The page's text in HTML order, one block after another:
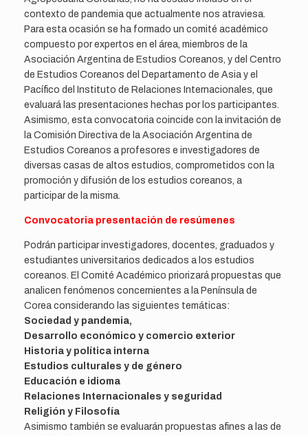
contexto de pandemia que actualmente nos atraviesa.
Para esta ocasión se ha formado un comité académico
compuesto por expertos en el área, miembros de la
Asociación Argentina de Estudios Coreanos, y del Centro
de Estudios Coreanos del Departamento de Asia y el
Pacífico del Instituto de Relaciones Internacionales, que
evaluará las presentaciones hechas por los participantes.
Asimismo, esta convocatoria coincide con la invitación de
la Comisión Directiva de la Asociación Argentina de
Estudios Coreanos a profesores e investigadores de
diversas casas de altos estudios, comprometidos con la
promoción y difusión de los estudios coreanos, a
participar de la misma.
Convocatoria presentación de resúmenes
Podrán participar investigadores, docentes, graduados y
estudiantes universitarios dedicados a los estudios
coreanos. El Comité Académico priorizará propuestas que
analicen fenómenos concernientes a la Península de
Corea considerando las siguientes temáticas:
Sociedad y pandemia,
Desarrollo económico y comercio exterior
Historia y política interna
Estudios culturales y de género
Educación e idioma
Relaciones Internacionales y seguridad
Religión y Filosofía
Asimismo también se evaluarán propuestas afines a las de